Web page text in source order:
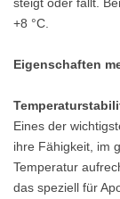
+8 °C.
Eigenschaften
Eines der
ihre Fähigkeit, im
Temperatur
das speziell für